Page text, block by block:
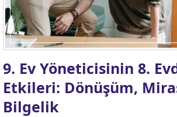
9. Ev Yöneticisinin 8.
Etkileri: Dönüşüm,
Bilgelik